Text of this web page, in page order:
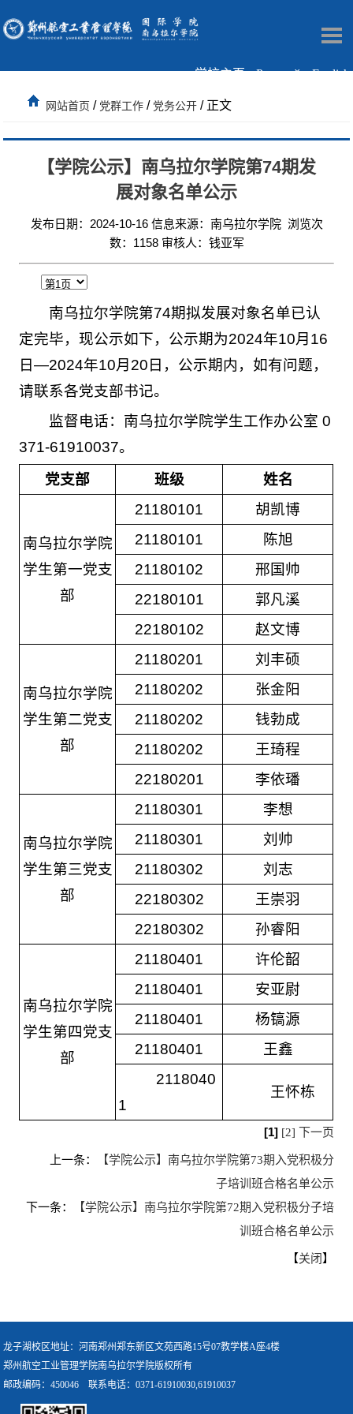
学校主页 Русский English
网站首页 / 党群工作 / 党务公开 / 正文
【学院公示】南乌拉尔学院第74期发
展对象名单公示
发布日期：2024-10-16 信息来源：南乌拉尔学院 浏览次
数： 1158审核人：钱亚军
南乌拉尔学院第74期拟发展对象名单已认
定完毕，现公示如下，公示期为2024年10月16
日—2024年10月20日，公示期内，如有问题，
请联系各党支部书记。
监督电话：南乌拉尔学院学生工作办公室 0
371-61910037。
党支部
班级 姓名
南乌拉尔学院
学生第一党支
部
21180101
胡凯博
21180101
陈旭
21180102
邢国帅
22180101
郭凡溪
22180102
赵文博
南乌拉尔学院
学生第二党支
部
21180201
刘丰硕
21180202
张金阳
21180202
钱勃成
21180202
王琦程
22180201
李依璠
南乌拉尔学院
学生第三党支
部
21180301
李想
21180301
刘帅
21180302
刘志
22180302
王崇羽
22180302
孙睿阳
南乌拉尔学院
学生第四党支
部
21180401
许伦韶
21180401
安亚尉
21180401
杨镐源
21180401
王鑫
2118040
1
王怀栋
[1] [2] 下一页
上一条：
【学院公示】南乌拉尔学院第73期入党积极分
子培训班合格名单公示
下一条：
【学院公示】南乌拉尔学院第72期入党积极分子培
训班合格名单公示
【关闭 】
龙子湖校区地址：河南郑州郑东新区文苑西路15号07教学楼A座4楼
郑州航空工业管理学院南乌拉尔学院版权所有
邮政编码：450046 联系电话：0371-61910030,61910037